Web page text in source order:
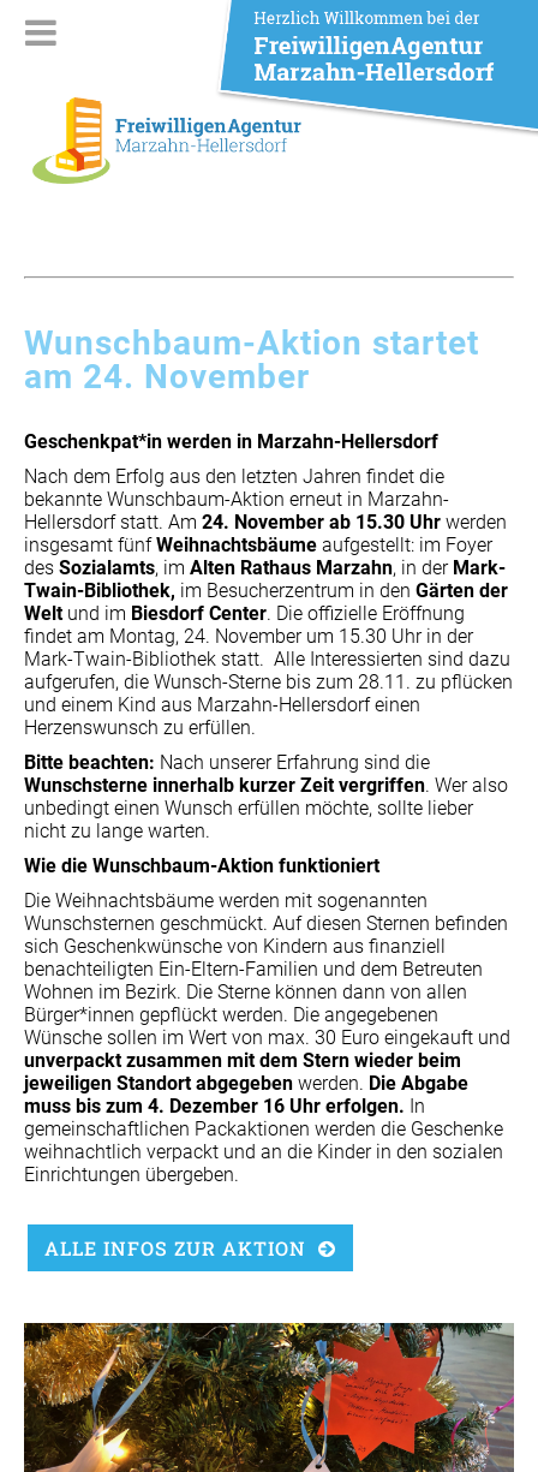
Wunschbaum-Aktion startet
am 24. November
Geschenkpat*in werden in Marzahn-Hellersdorf
Nach dem Erfolg aus den letzten Jahren findet die
bekannte Wunschbaum-Aktion erneut in Marzahn-
Hellersdorf statt. Am 24. November ab 15.30 Uhr werden
insgesamt fünfWeihnachtsbäume aufgestellt: im Foyer
des Sozialamts, im Alten Rathaus Marzahn, in der Mark-
Twain-Bibliothek, im Besucherzentrum in den Gärten der
Welt und im Biesdorf Center. Die offizielle Eröffnung
findet am Montag, 24. November um 15.30 Uhr in der
Mark-Twain-Bibliothek statt. Alle Interessierten sind dazu
aufgerufen, die Wunsch-Sterne bis zum 28.11. zu pflücken
und einem Kind aus Marzahn-Hellersdorf einen
Herzenswunsch zu erfüllen.
Bitte beachten: Nach unserer Erfahrung sind die
Wunschsterne innerhalb kurzer Zeit vergriffen. Wer also
unbedingt einen Wunsch erfüllen möchte, sollte lieber
nicht zu lange warten.
Wie die Wunschbaum-Aktion funktioniert
Die Weihnachtsbäume werden mit sogenannten
Wunschsternen geschmückt. Auf diesen Sternen befinden
sich Geschenkwünsche von Kindern aus finanziell
benachteiligten Ein-Eltern-Familien und dem Betreuten
Wohnen im Bezirk. Die Sterne können dann von allen
Bürger*innen gepflückt werden. Die angegebenen
Wünsche sollen im Wert von max. 30 Euro eingekauft und
unverpackt zusammen mit dem Stern wieder beim
jeweiligen Standort abgegeben werden. Die Abgabe
muss bis zum 4. Dezember 16 Uhr erfolgen. In
gemeinschaftlichen Packaktionen werden die Geschenke
weihnachtlich verpackt und an die Kinder in den sozialen
Einrichtungen übergeben.
ALLE INFOS ZUR AKTION